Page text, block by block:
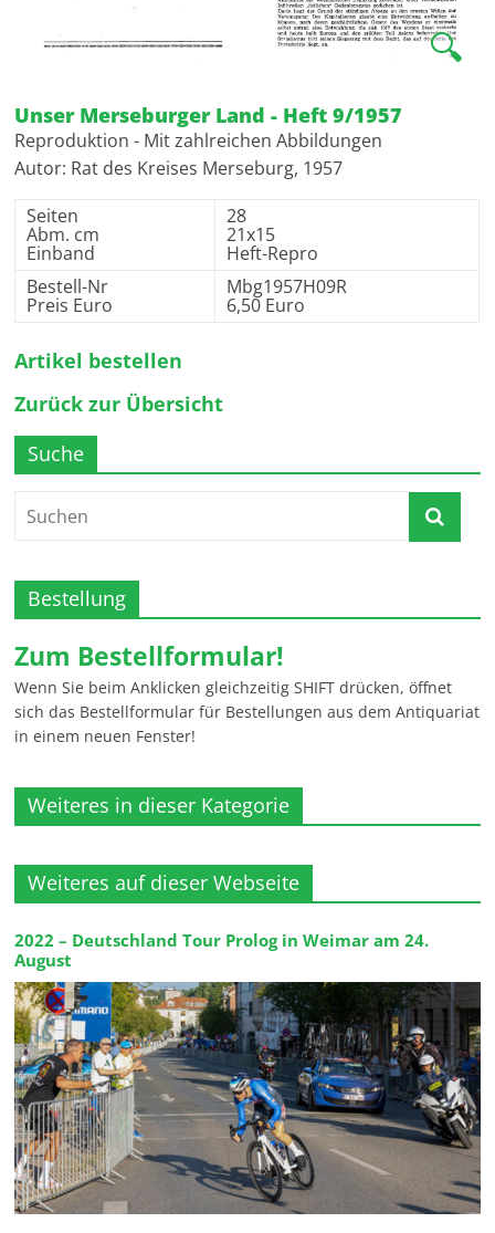
🔍
Unser Merseburger Land - Heft 9/1957
Reproduktion - Mit zahlreichen Abbildungen
Autor: Rat des Kreises Merseburg, 1957
Seiten
Abm. cm
Einband
28
21x15
Heft-Repro
Bestell-Nr
Preis Euro
Mbg1957H09R
6,50 Euro
Artikel bestellen
Zurück zur Übersicht
Suche
Bestellung
Zum Bestellformular!
Wenn Sie beim Anklicken gleichzeitig SHIFT drücken, öffnet
sich das Bestellformular für Bestellungen aus dem Antiquariat
in einem neuen Fenster!
Weiteres in dieser Kategorie
Weiteres auf dieser Webseite
2022 – Deutschland Tour Prolog in Weimar am 24.
August